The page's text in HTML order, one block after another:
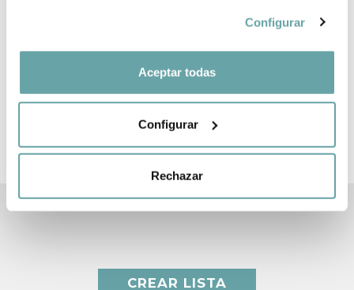
Configurar
Aceptar todas
Configurar
Rechazar
OTROS CLIENTES TAMBIÉN VIERON
CREA TU LISTA BEBÉ
Fácil, rápido y lleno de ventajas
CREAR LISTA